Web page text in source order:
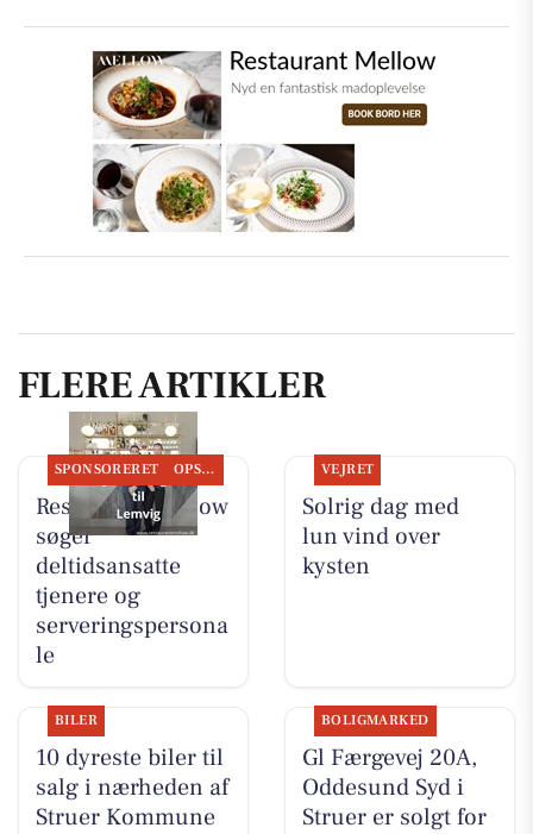
FLERE ARTIKLER
SPONSORERET OPSLAGSTAVLEN
Restaurant Mellow
søger
deltidsansatte
tjenere og
serveringspersona
le
VEJRET
Solrig dag med
lun vind over
kysten
BILER
10 dyreste biler til
salg i nærheden af
Struer Kommune
BOLIGMARKED
Gl Færgevej 20A,
Oddesund Syd i
Struer er solgt for